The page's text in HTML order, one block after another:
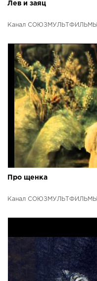
Лев и заяц
Канал СОЮЗМУЛЬТФИЛЬМЫ
Про щенка
Канал СОЮЗМУЛЬТФИЛЬМЫ